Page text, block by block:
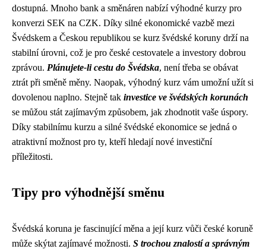
dostupná. Mnoho bank a směnáren nabízí výhodné kurzy pro
konverzi SEK na CZK. Díky silné ekonomické vazbě mezi
Švédskem a Českou republikou se kurz švédské koruny drží na
stabilní úrovni, což je pro české cestovatele a investory dobrou
zprávou. Plánujete-li cestu do Švédska, není třeba se obávat
ztrát při směně měny. Naopak, výhodný kurz vám umožní užít si
dovolenou naplno. Stejně tak investice ve švédských korunách
se můžou stát zajímavým způsobem, jak zhodnotit vaše úspory.
Díky stabilnímu kurzu a silné švédské ekonomice se jedná o
atraktivní možnost pro ty, kteří hledají nové investiční
příležitosti.
Tipy pro výhodnější směnu
Švédská koruna je fascinující měna a její kurz vůči české koruně
může skýtat zajímavé možnosti. S trochou znalostí a správným